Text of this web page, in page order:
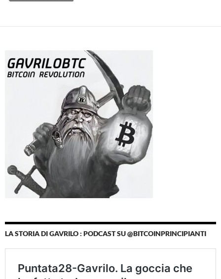
LA STORIA DI GAVRILO : PODCAST SU @BITCOINPRINCIPIANTI